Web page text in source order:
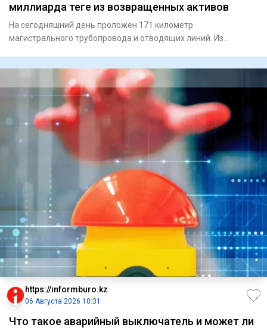
миллиарда теңге из возвращенных активов
На сегодняшний день проложен 171 километр
магистрального трубопровода и отводящих линий. Из
https://informburo.kz
06 Августа 2026 10:31
Что такое аварийный выключатель и может ли